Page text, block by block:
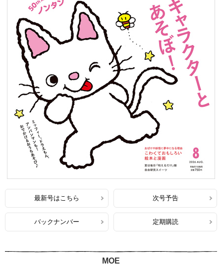
最新号はこちら 次号予告
バックナンバー 定期購読
MOE